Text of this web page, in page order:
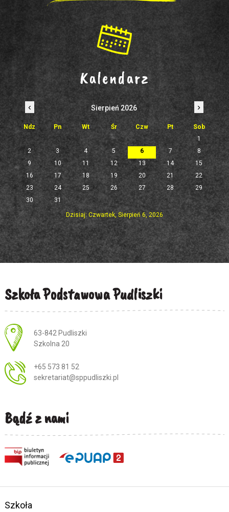
Kalendarz
‹ Sierpień 2026 ›
Ndz Pn Wt Śr Czw Pt
Sob
1
2
3 4 5 6 7
8
9
10 11 12 13 14
15
16
17 18 19 20 21
22
23
24 25 26 27 28
29
30
31
Dzisiaj: Czwartek, Sierpień 6, 2026
Szkoła Podstawowa Pudliszki
Adres pocztowy:
63-842 Pudliszki
Szkolna 20
+65 573 81 52
sekretariat@sppudliszki.pl
Bądź z nami
Szkoła